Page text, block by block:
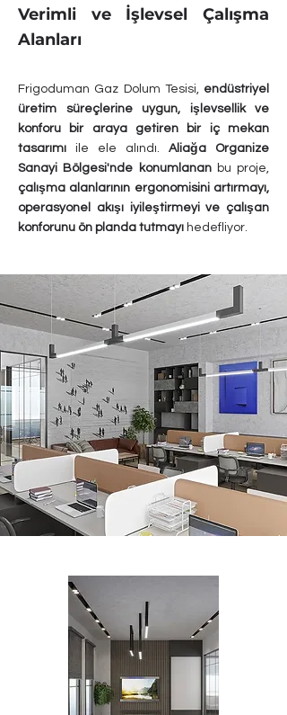
Verimli ve İşlevsel Çalışma
Alanları
Frigoduman Gaz Dolum Tesisi, endüstriyel
üretim süreçlerine uygun, işlevsellik ve
konforu bir araya getiren bir iç mekan
tasarımı ile ele alındı. Aliağa Organize
Sanayi Bölgesi'nde konumlananbu proje,
çalışma alanlarının ergonomisini artırmayı,
operasyonel akışı iyileştirmeyi ve çalışan
konforunu ön planda tutmayı hedefliyor.